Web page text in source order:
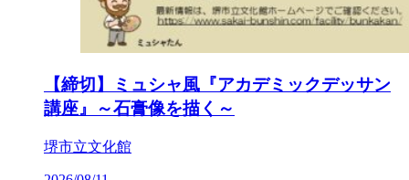
【締切】ミュシャ風『アカデミックデッサン
講座』～石膏像を描く～
堺市立文化館